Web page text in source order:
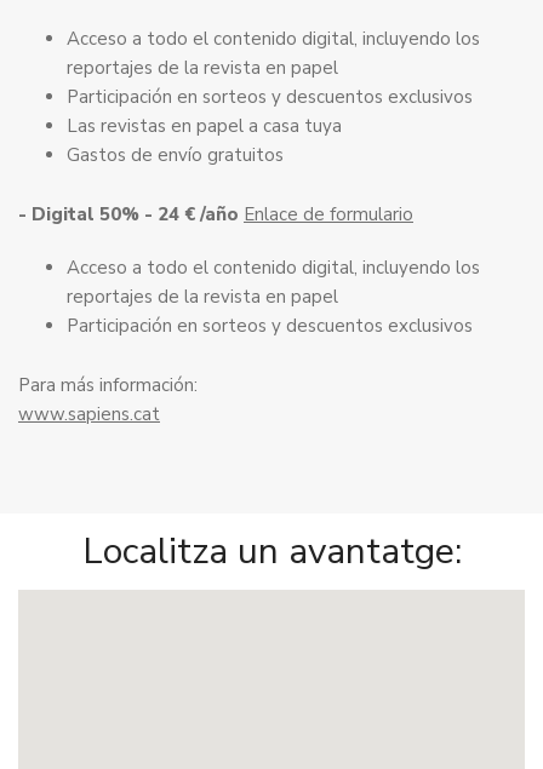
Acceso a todo el contenido digital, incluyendo los
reportajes de la revista en papel
Participación en sorteos y descuentos exclusivos
Las revistas en papel a casa tuya
Gastos de envío gratuitos
- Digital 50% - 24 € /año Enlace de formulario
Acceso a todo el contenido digital, incluyendo los
reportajes de la revista en papel
Participación en sorteos y descuentos exclusivos
Para más información:
www.sapiens.cat
Localitza un avantatge: